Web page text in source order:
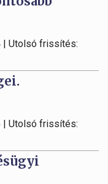
| Utolsó frissítés:
| Utolsó frissítés: